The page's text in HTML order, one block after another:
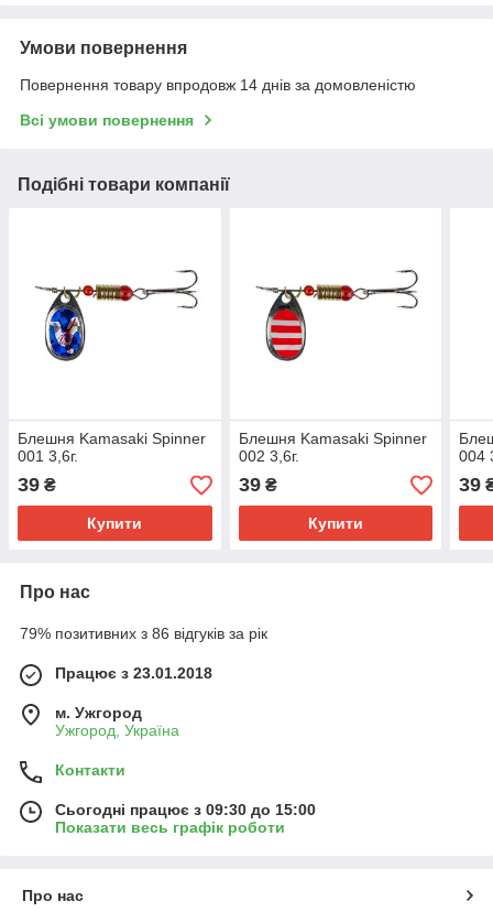
Умови повернення
Повернення товару впродовж 14 днів за домовленістю
Всі умови повернення
Подібні товари компанії
Блешня Kamasaki Spinner
001 3,6г.
39 ₴
Купити
Блешня Kamasaki Spinner
002 3,6г.
39₴
Купити
004
39
Про нас
79% позитивних з 86 відгуків за рік
Працює з 23.01.2018
м. Ужгород
Ужгород, Україна
Контакти
Сьогодні працює з 09:30 до 15:00
Показати весь графік роботи
Про нас